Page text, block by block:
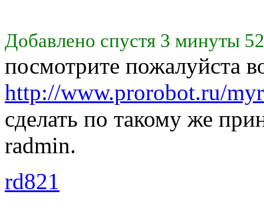
Добавлено спустя 3 минуты
посмотрите пожалуйста
http://www.prorobot.ru/
сделать по такому же
radmin.
rd821